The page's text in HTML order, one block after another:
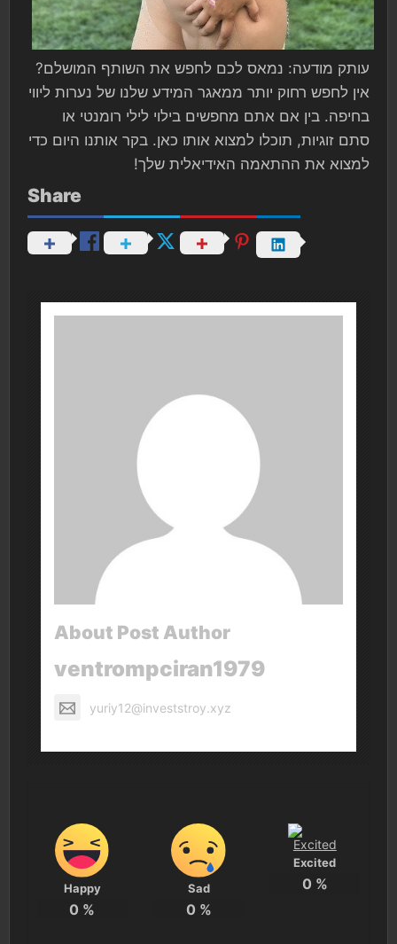
עותק מודעה: נמאס לכם לחפש את השותף המושלם?
אין לחפש רחוק יותר ממאגר המידע שלנו של נערות ליווי
בחיפה. בין אם אתם מחפשים בילוי לילי רומנטי או
סתם זוגיות, תוכלו למצוא אותו כאן. בקר אותנו היום כדי
למצוא את ההתאמה האידיאלית שלך!
Share
About Post Author
ventrompciran1979
yuriy12@investstroy.xyz
Happy
0 %
Sad
0 %
Excited
0 %